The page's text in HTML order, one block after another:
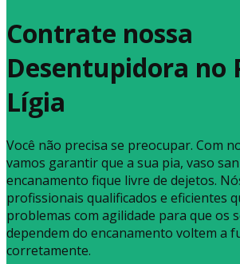
Contrate nossa
Desentupidora no
Lígia
Você não precisa se preocupar. Com
vamos garantir que a sua pia, vaso
encanamento fique livre de dejetos.
profissionais qualificados e eficientes
problemas com agilidade para que os
dependem do encanamento voltem a
corretamente.